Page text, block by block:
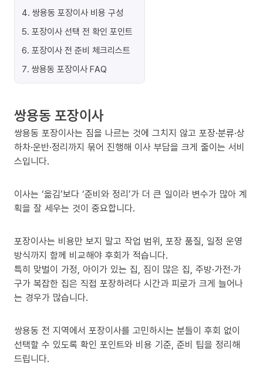
4. 쌍용동 포장이사 비용 구성
5. 포장이사 선택 전 확인 포인트
6. 포장이사 전 준비 체크리스트
7. 쌍용동 포장이사 FAQ
쌍용동 포장이사
쌍용동 포장이사는 짐을 나르는 것에 그치지 않고 포장·분류·상
하차·운반·정리까지 묶어 진행해 이사 부담을 크게 줄이는 서비
스입니다.
이사는 ‘옮김’보다 ‘준비와 정리’가 더 큰 일이라 변수가 많아 계
획을 잘 세우는 것이 중요합니다.
포장이사는 비용만 보지 말고 작업 범위, 포장 품질, 일정 운영
방식까지 함께 비교해야 후회가 적습니다.
특히 맞벌이 가정, 아이가 있는 집, 짐이 많은 집, 주방·가전·가
구가 복잡한 집은 직접 포장하려다 시간과 피로가 크게 늘어나
는 경우가 많습니다.
쌍용동 전 지역에서 포장이사를 고민하시는 분들이 후회 없이
선택할 수 있도록 확인 포인트와 비용 기준, 준비 팁을 정리해
드립니다.